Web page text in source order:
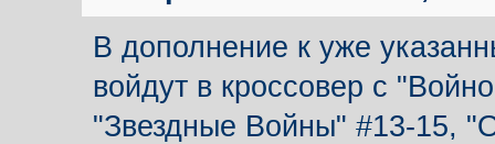
В дополнение к уже
войдут в кроссовер с
"Звездные Войны" #13-15,